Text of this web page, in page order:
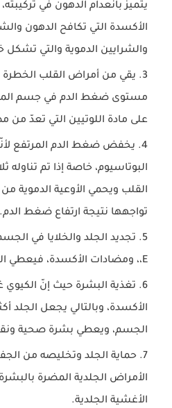
يتميز بانعدام الدهون في
الأكسدة التي تكافح الدهون
والشرايين الدموية والتي
يقي من أمراض القلب الخطرة
مستوى ضغط الدم في جسم
على مادة اللوتيين التي تعدّ
يخفض ضغط الدم المرتفع
البوتاسيوم، خاصة إذا تم
القلب ويحمي الأوعية الدموية
تواجهها نتيجة ارتفاع ضغط الدم.
،E، ومضادات الأكسدة، فيعطي البشرة حيوية ولمعان.
تغذية البشرة حيث إنّ الكيوي
الأكسدة، وبالتالي يجعل الجلد
الجسم، ويعطي بشرة صحية
حماية الجلد وتخليصه من
الأمراض الجلدية المضرة
الأغشية الجلدية.